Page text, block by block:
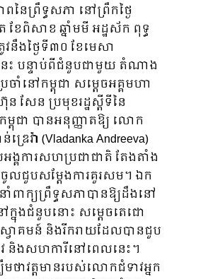
នៃព្រឹទ្ធសភា នៅព្រឹកថ្ងៃ
ែពិសាខ ឆ្នាំមមី អដ្ឋស័ក ពុទ្ធ
នឹងថ្ងៃទី៣០ ខែមេសា
ះ បន្ទាប់ពីជំនួបជាមួយ តំណាង
ាំនៅកម្ពុជា សម្តេចអគ្គមហា
សែន ប្រមុខរដ្ឋស្តីទីនៃ
ម្ពុជា បានអនុញ្ញាតឱ្យ លោក
ន់ឌ្រេវ៉ា (Vladanka Andreeva)
គការសហប្រជាជាតិ តែងតាំង
ចូលជួបសម្ដែងការគួរសម។ ឯក
នាំពាក្យព្រឹទ្ធសភាបានឱ្យដឹងនៅ
នុងជំនួបនោះ សម្ដេចតេជោ
ស្វាគមន៍ និងរីករាយដែលបានជួប
និងសហការីនៅពេលនេះ។
ថាវត្តមានរបស់លោកជំទាវអ្នក